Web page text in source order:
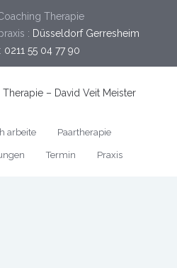
Therapie
: Düsseldorf Gerresheim
0211 55 04 77 90
arbeite Paartherapie
Termin Praxis